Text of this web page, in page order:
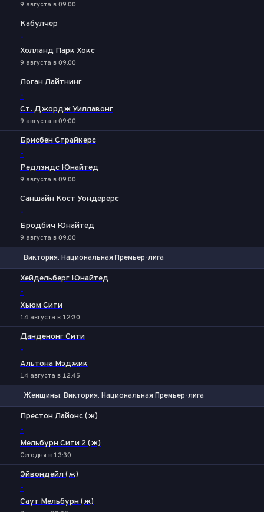
9 августа в 09:00
Кабулчер
-
Холланд Парк Хокс
9 августа в 09:00
Логан Лайтнинг
-
Ст. Джордж Уиллавонг
9 августа в 09:00
Брисбен Страйкерс
-
Редлэндс Юнайтед
9 августа в 09:00
Саншайн Кост Уондерерс
-
Бродбич Юнайтед
9 августа в 09:00
Виктория. Национальная Премьер-лига
Хейдельберг Юнайтед
-
Хьюм Сити
14 августа в 12:30
Данденонг Сити
-
Альтона Мэджик
14 августа в 12:45
Женщины. Виктория. Национальная Премьер-лига
Престон Лайонс (ж)
-
Мельбурн Сити 2 (ж)
Сегодня в 13:30
Эйвондейл (ж)
-
Саут Мельбурн (ж)